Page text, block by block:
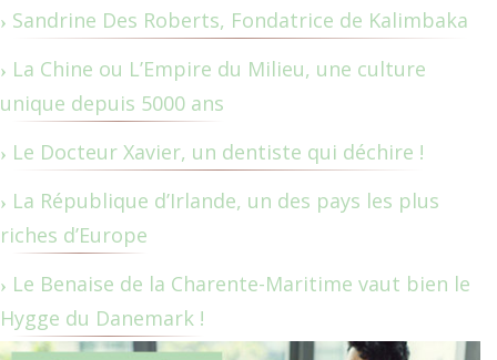
Sandrine Des Roberts, Fondatrice de Kalimbaka
La Chine ou L’Empire du Milieu, une culture
unique depuis 5000 ans
Le Docteur Xavier, un dentiste qui déchire !
La République d’Irlande, un des pays les plus
riches d’Europe
Le Benaise de la Charente-Maritime vaut bien le
Hygge du Danemark !